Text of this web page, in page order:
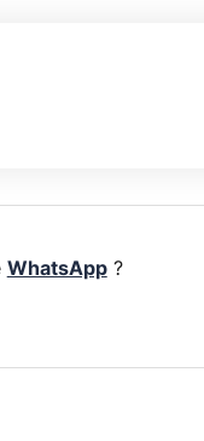
WhatsApp?